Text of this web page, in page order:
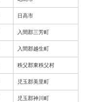
日高市
入間郡三芳町
入間郡越生町
秩父郡東秩父村
児玉郡美里町
児玉郡神川町